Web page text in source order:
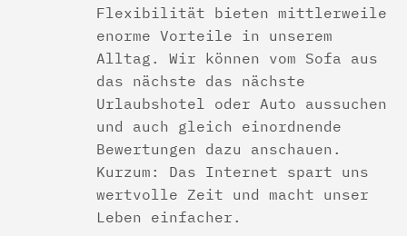
Flexibilität bieten mittlerweile
enorme Vorteile in unserem
Alltag. Wir können vom Sofa aus
das nächste das nächste
Urlaubshotel oder Auto aussuchen
und auch gleich einordnende
Bewertungen dazu anschauen.
Kurzum: Das Internet spart uns
wertvolle Zeit und macht unser
Leben einfacher.